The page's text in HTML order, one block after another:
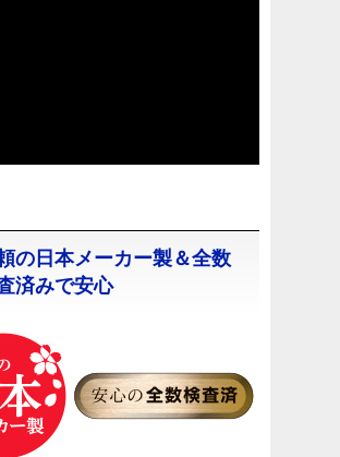
の日本メーカー製＆全数
済みで安心